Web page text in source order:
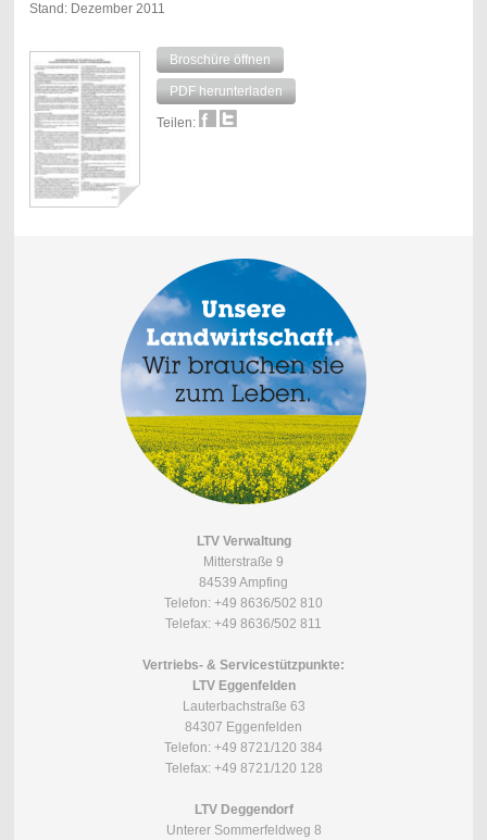
Stand: Dezember 2011
Broschüre öffnen
PDF herunterladen
Teilen:
LTV Verwaltung
Mitterstraße 9
84539 Ampfing
Telefon: +49 8636/502 810
Telefax: +49 8636/502 811
Vertriebs- & Servicestützpunkte:
LTV Eggenfelden
Lauterbachstraße 63
84307 Eggenfelden
Telefon: +49 8721/120 384
Telefax: +49 8721/120 128
LTV Deggendorf
Unterer Sommerfeldweg 8